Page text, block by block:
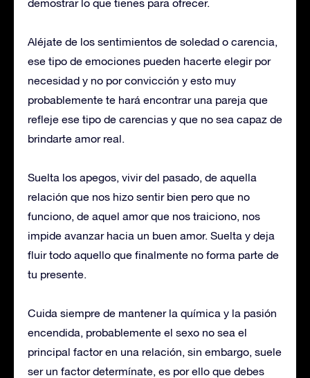
demostrar lo que tienes para ofrecer.
Aléjate de los sentimientos de soledad o carencia,
ese tipo de emociones pueden hacerte elegir por
necesidad y no por convicción y esto muy
probablemente te hará encontrar una pareja que
refleje ese tipo de carencias y que no sea capaz de
brindarte amor real.
Suelta los apegos, vivir del pasado, de aquella
relación que nos hizo sentir bien pero que no
funciono, de aquel amor que nos traiciono, nos
impide avanzar hacia un buen amor. Suelta y deja
fluir todo aquello que finalmente no forma parte de
tu presente.
Cuida siempre de mantener la química y la pasión
encendida, probablemente el sexo no sea el
principal factor en una relación, sin embargo, suele
ser un factor determínate, es por ello que debes